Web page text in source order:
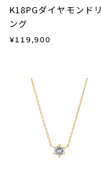
K18PGダイヤモンドリ
ング
¥119,900